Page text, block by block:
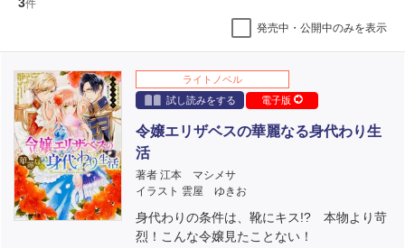
件
発売中・公開中のみを表示
ライトノベル
試し読みをする
電子版
令嬢エリザベスの華麗なる身代わり生
活
著者 江本 マシメサ
イラスト 雲屋 ゆきお
身代わりの条件は、靴にキス!? 本物より苛
烈！こんな令嬢見たことない！